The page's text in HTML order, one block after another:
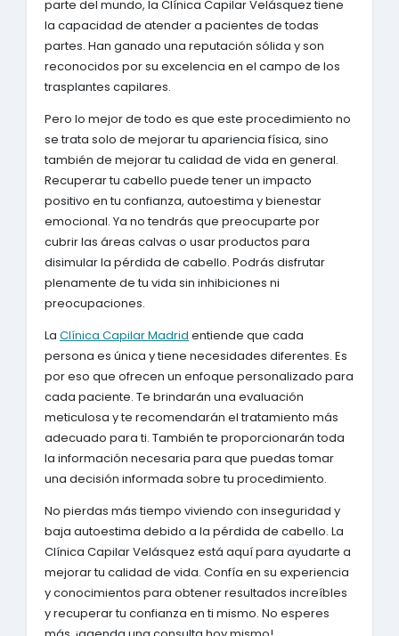
parte del mundo, la Clínica Capilar Velásquez tiene
la capacidad de atender a pacientes de todas
partes. Han ganado una reputación sólida y son
reconocidos por su excelencia en el campo de los
trasplantes capilares.
Pero lo mejor de todo es que este procedimiento no
se trata solo de mejorar tu apariencia física, sino
también de mejorar tu calidad de vida en general.
Recuperar tu cabello puede tener un impacto
positivo en tu confianza, autoestima y bienestar
emocional. Ya no tendrás que preocuparte por
cubrir las áreas calvas o usar productos para
disimular la pérdida de cabello. Podrás disfrutar
plenamente de tu vida sin inhibiciones ni
preocupaciones.
La Clínica Capilar Madrid entiende que cada
persona es única y tiene necesidades diferentes. Es
por eso que ofrecen un enfoque personalizado para
cada paciente. Te brindarán una evaluación
meticulosa y te recomendarán el tratamiento más
adecuado para ti. También te proporcionarán toda
la información necesaria para que puedas tomar
una decisión informada sobre tu procedimiento.
No pierdas más tiempo viviendo con inseguridad y
baja autoestima debido a la pérdida de cabello. La
Clínica Capilar Velásquez está aquí para ayudarte a
mejorar tu calidad de vida. Confía en su experiencia
y conocimientos para obtener resultados increíbles
y recuperar tu confianza en ti mismo. No esperes